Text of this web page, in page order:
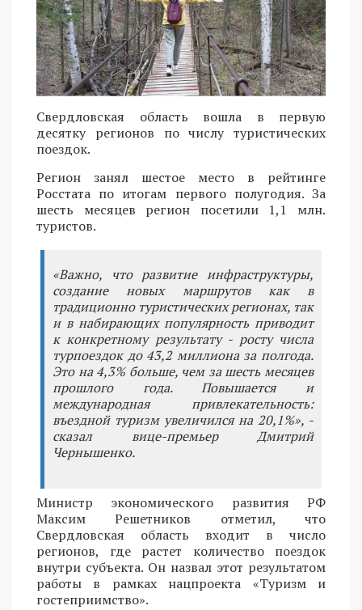
Свердловская область вошла в первую
десятку регионов по числу туристических
поездок.
Регион занял шестое место в рейтинге
Росстата по итогам первого полугодия. За
шесть месяцев регион посетили 1,1 млн.
туристов.
«Важно, что развитие инфраструктуры,
создание новых маршрутов как в
традиционно туристических регионах, так
и в набирающих популярность приводит
к конкретному результату - росту числа
турпоездок до 43,2 миллиона за полгода.
Это на 4,3% больше, чем за шесть месяцев
прошлого года. Повышается и
международная привлекательность:
въездной туризм увеличился на 20,1%», -
сказал вице-премьер Дмитрий
Чернышенко.
Министр экономического развития РФ
Максим Решетников отметил, что
Свердловская область входит в число
регионов, где растет количество поездок
внутри субъекта. Он назвал этот результатом
работы в рамках нацпроекта «Туризм и
гостеприимство».